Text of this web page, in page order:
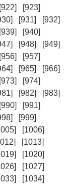
[922]
[923]
[931]
[932]
[939]
[940]
[948]
[949]
[956]
[957]
[965]
[966]
[973]
[974]
[982]
[983]
[990]
[991]
[999]
[1006]
[1013]
[1020]
[1027]
[1034]